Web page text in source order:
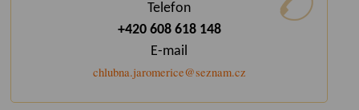
Telefon
+420 608 618 148
E-mail
chlubna.jaromerice@seznam.cz